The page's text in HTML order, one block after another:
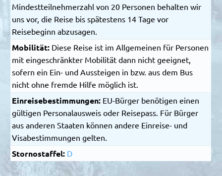
Mindestteilnehmerzahl von 20 Personen behalten wir
uns vor, die Reise bis spätestens 14 Tage vor
Reisebeginn abzusagen.
Mobilität: Diese Reise ist im Allgemeinen für Personen
mit eingeschränkter Mobilität dann nicht geeignet,
sofern ein Ein- und Aussteigen in bzw. aus dem Bus
nicht ohne fremde Hilfe möglich ist.
Einreisebestimmungen: EU-Bürger benötigen einen
gültigen Personalausweis oder Reisepass. Für Bürger
aus anderen Staaten können andere Einreise- und
Visabestimmungen gelten.
Stornostaffel: D